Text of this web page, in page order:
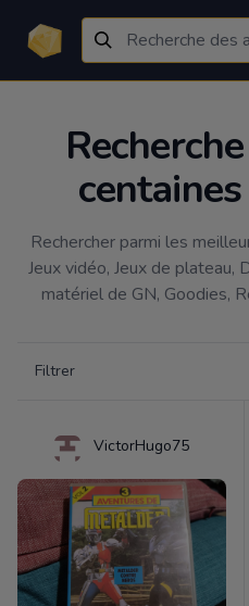
Rechercher parmi les
Jeux vidéo, Jeux de plateau,
matériel de GN, Goodies,
Filtrer
VictorHugo75